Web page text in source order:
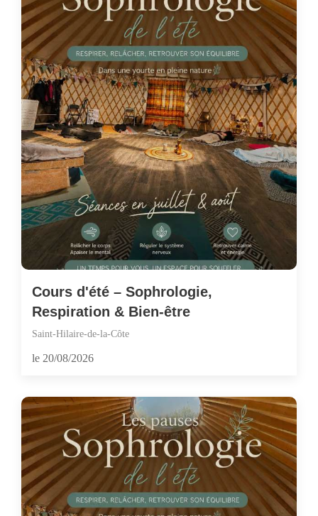
Cours d'été – Sophrologie,
Respiration & Bien-être
Saint-Hilaire-de-la-Côte
le 20/08/2026